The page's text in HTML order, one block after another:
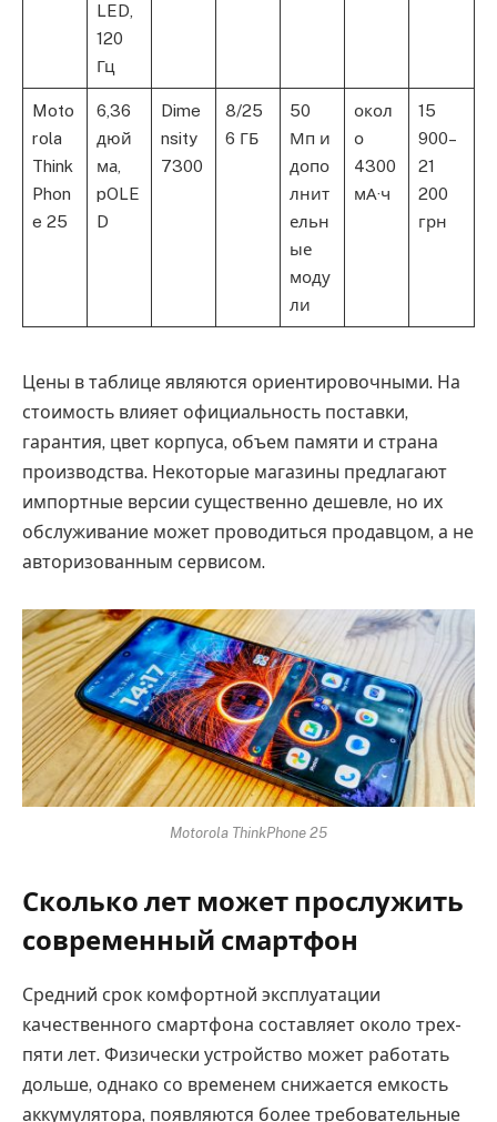
LED,
120
Гц
Moto
rola
Think
Phon
e 25
6,36
дюй
ма,
pOLE
D
Dime
nsity
7300
8/25
6 ГБ
50
Мп и
допо
лнит
ельн
ые
моду
ли
окол
о
4300
мА·ч
15
900–
21
200
грн
Цены в таблице являются ориентировочными. На
стоимость влияет официальность поставки,
гарантия, цвет корпуса, объем памяти и страна
производства. Некоторые магазины предлагают
импортные версии существенно дешевле, но их
обслуживание может проводиться продавцом, а не
авторизованным сервисом.
Motorola ThinkPhone 25
Сколько лет может прослужить
современный смартфон
Средний срок комфортной эксплуатации
качественного смартфона составляет около трех-
пяти лет. Физически устройство может работать
дольше, однако со временем снижается емкость
аккумулятора, появляются более требовательные